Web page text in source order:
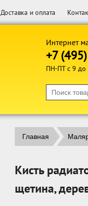
Доставка и оплата
Интернет
+7
ПН-ПТ с 9 до
Главная
Кисть
щетина,